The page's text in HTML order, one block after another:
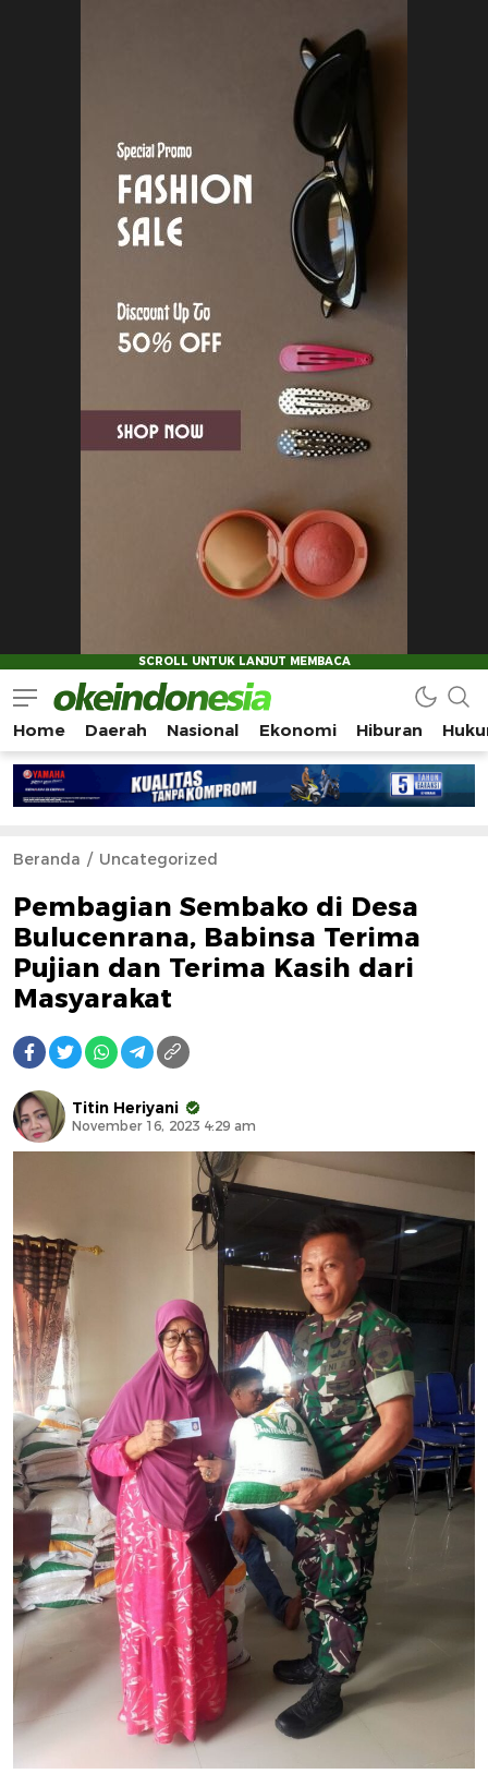
Okeindonesia.Online
Mengonlinekan Indonesia Secara Utuh
Home Daerah Nasional Ekonomi Hiburan
Beranda Uncategorized
Pembagian Sembako di Desa
Bulucenrana, Babinsa Terima
Pujian dan Terima Kasih dari
Masyarakat
Titin Heriyani
November 16, 2023 4:29 am